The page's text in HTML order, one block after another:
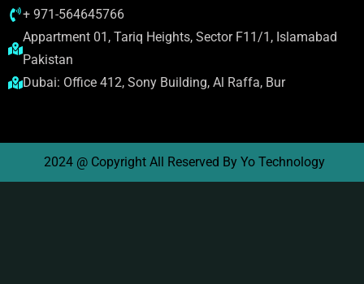
+ 971-564645766
Appartment 01, Tariq Heights, Sector F11/1, Islamabad
Pakistan
Dubai: Office 412, Sony Building, Al Raffa, Bur
2024 @ Copyright All Reserved By Yo Technology